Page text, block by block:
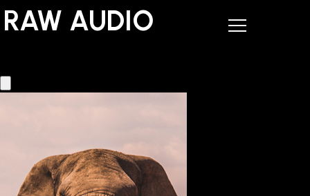
RAW AUDIO
RAW AUDIO